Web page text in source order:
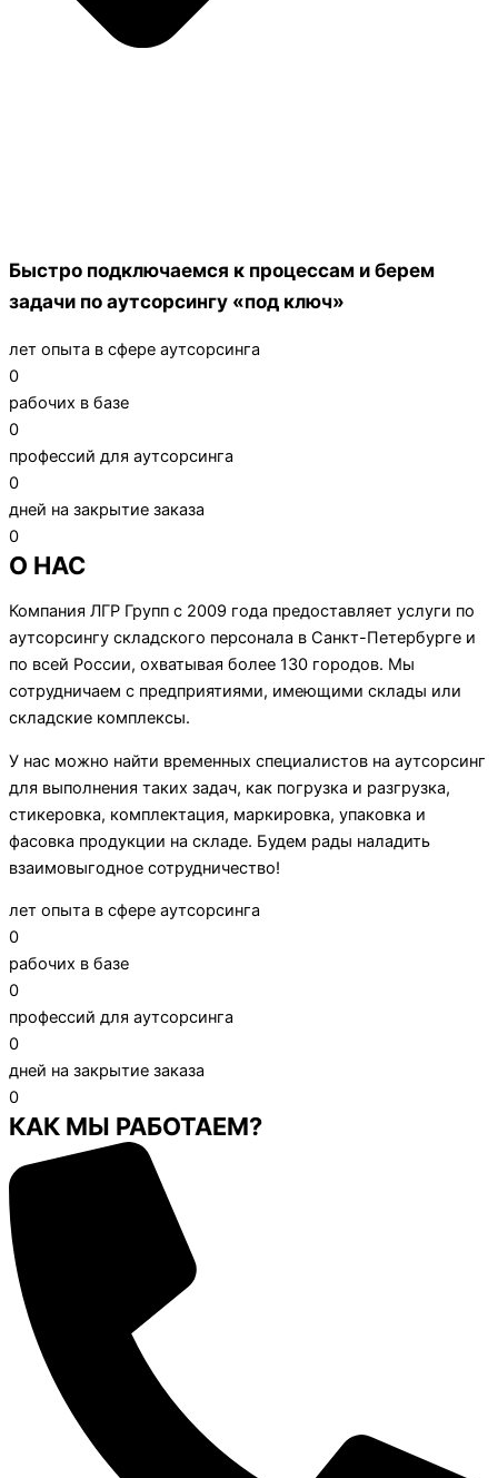
Быстро подключаемся к процессам и берем
задачи по аутсорсингу «под ключ»
лет опыта в сфере аутсорсинга
0
рабочих в базе
0
профессий для аутсорсинга
0
дней на закрытие заказа
0
О НАС
Компания ЛГР Групп с 2009 года предоставляет услуги по
аутсорсингу складского персонала в Санкт-Петербурге и
по всей России, охватывая более 130 городов. Мы
сотрудничаем с предприятиями, имеющими склады или
складские комплексы.
У нас можно найти временных специалистов на аутсорсинг
для выполнения таких задач, как погрузка и разгрузка,
стикеровка, комплектация, маркировка, упаковка и
фасовка продукции на складе. Будем рады наладить
взаимовыгодное сотрудничество!
лет опыта в сфере аутсорсинга
0
рабочих в базе
0
профессий для аутсорсинга
0
дней на закрытие заказа
0
КАК МЫ РАБОТАЕМ?